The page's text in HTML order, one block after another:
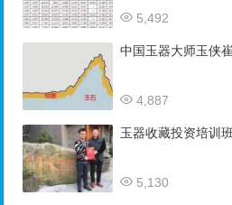
5,492
中国玉器大师玉侠
4,887
玉器收藏投资培训班
5,130